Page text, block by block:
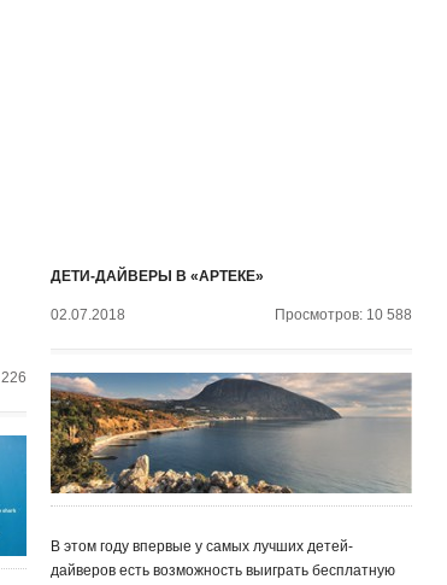
ДЕТИ-ДАЙВЕРЫ В «АРТЕКЕ»
02.07.2018 Просмотров: 10 588
В этом году впервые у самых лучших детей-
дайверов есть возможность выиграть бесплатную